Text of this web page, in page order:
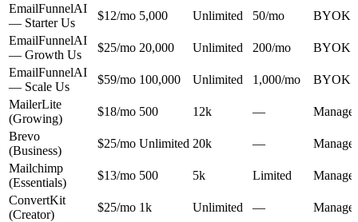
EmailFunnelAI
— Starter Us
$12/mo 5,000 Unlimited 50/mo
BYOK
EmailFunnelAI
— Growth Us
$25/mo 20,000 Unlimited 200/mo
BYOK
EmailFunnelAI
— Scale Us
$59/mo 100,000 Unlimited 1,000/mo
BYOK
MailerLite
(Growing)
$18/mo 500 12k —
Brevo
(Business)
$25/mo Unlimited 20k —
Mailchimp
(Essentials)
$13/mo 500 5k Limited
ConvertKit
(Creator)
$25/mo 1k Unlimited —